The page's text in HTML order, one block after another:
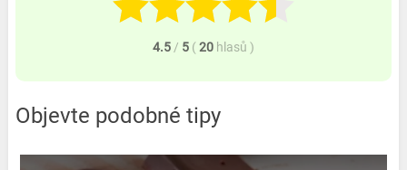
4.5 / 5 (20 hlasů )
Objevte podobné tipy